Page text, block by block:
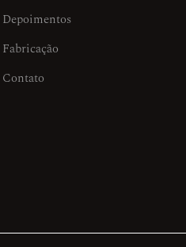
Depoimentos
Fabricação
Contato